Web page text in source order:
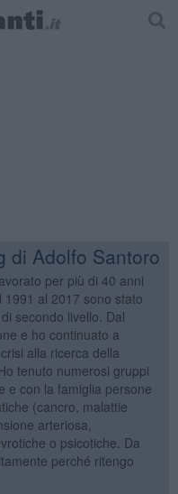
di Adolfo Santoro
per più di 40 anni
1991 al 2017 sono stato
secondo livello. Dal
e ho continuato a
alla ricerca della
tenuto numerosi gruppi
e con la famiglia persone
(cancro, malattie
arteriosa,
o psicotiche. Da
perché ritengo